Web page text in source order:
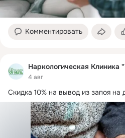
Комментировать
Наркологическая Клиника
4 авг
Скидка 10% на вывод из запоя на